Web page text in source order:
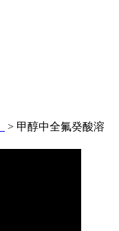
> 甲醇中全氟癸酸溶